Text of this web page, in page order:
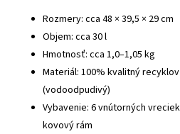
Rozmery: cca 48 × 39,5 × 29 cm
Objem: cca 30 l
Hmotnosť: cca 1,0–1,05 kg
Materiál: 100% kvalitný
(vodoodpudivý)
Vybavenie: 6 vnútorných
kovový rám